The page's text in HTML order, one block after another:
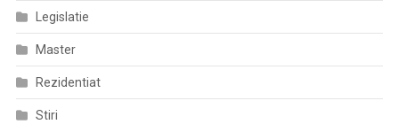
Legislatie
Master
Rezidentiat
Stiri